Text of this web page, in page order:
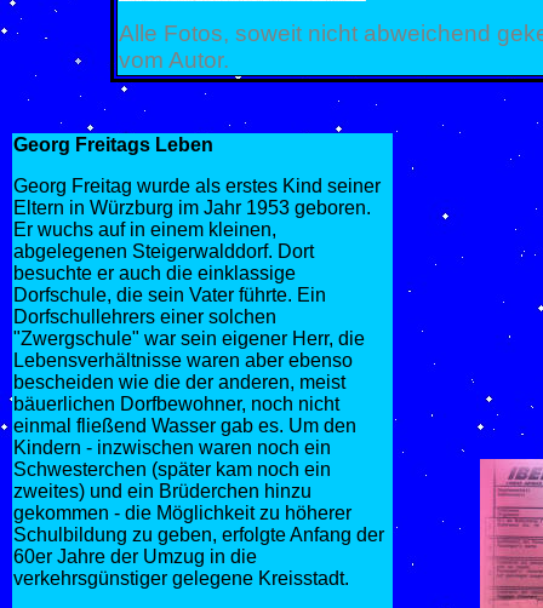
Alle Fotos, soweit nicht abweichend
vom Autor.
Georg Freitags Leben
Georg Freitag wurde als erstes Kind seiner
Eltern in Würzburg im Jahr 1953 geboren.
Er wuchs auf in einem kleinen,
abgelegenen Steigerwalddorf. Dort
besuchte er auch die einklassige
Dorfschule, die sein Vater führte. Ein
Dorfschullehrers einer solchen
"Zwergschule" war sein eigener Herr, die
Lebensverhältnisse waren aber ebenso
bescheiden wie die der anderen, meist
bäuerlichen Dorfbewohner, noch nicht
einmal fließend Wasser gab es. Um den
Kindern - inzwischen waren noch ein
Schwesterchen (später kam noch ein
zweites) und ein Brüderchen hinzu
gekommen - die Möglichkeit zu höherer
Schulbildung zu geben, erfolgte Anfang der
60er Jahre der Umzug in die
verkehrsgünstiger gelegene Kreisstadt.